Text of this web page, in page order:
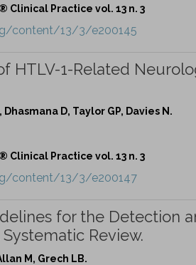
Clinical Practice vol. 13 n. 3
content/13/3/e200145
HTLV-1-Related
Dhasmana D, Taylor GP, Davies N.
Clinical Practice vol. 13 n. 3
content/13/3/e200147
for the Detection
Review.
M, Grech LB.